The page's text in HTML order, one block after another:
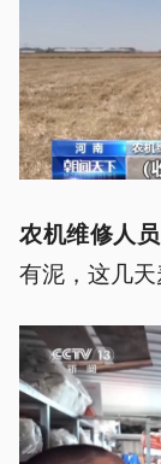
农机维修人
有泥，这几天